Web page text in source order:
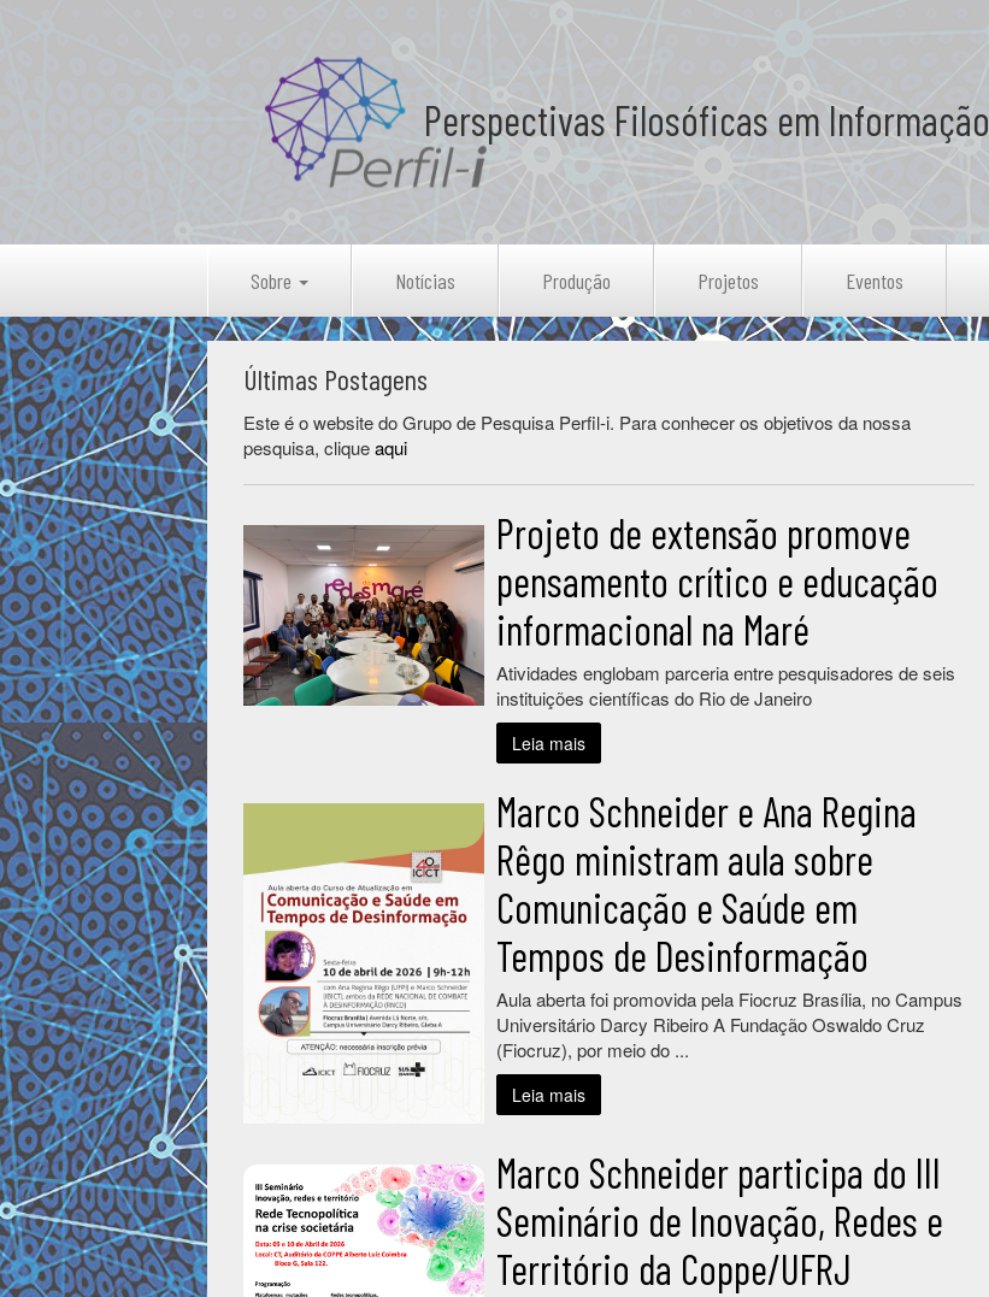
Perspectivas Filosóficas em Informação
Sobre Notícias Produção Projetos Eventos
Últimas Postagens
Este é o website do Grupo de Pesquisa Perfil-i. Para conhecer os objetivos da nossa
pesquisa, cliqueaqui
Projeto de extensão promove
pensamento crítico e educação
informacional na Maré
Atividades englobam parceria entre pesquisadores de seis
instituições científicas do Rio de Janeiro
Leia mais
Marco Schneider e Ana Regina
Rêgo ministram aula sobre
Comunicação e Saúde em
Tempos de Desinformação
Aula aberta foi promovida pela Fiocruz Brasília, no Campus
Universitário Darcy Ribeiro A Fundação Oswaldo Cruz
(Fiocruz), por meio do ...
Leia mais
Marco Schneider participa do III
Seminário de Inovação, Redes e
Território da Coppe/UFRJ